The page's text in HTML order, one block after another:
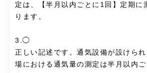
定は、【半月以内ごとに1回】定期に
ります。
3.◯
正しい記述です。通気設備が設けら
場における通気量の測定は半月以内